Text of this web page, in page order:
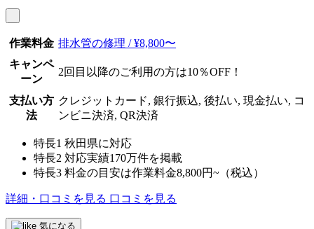
作業料金 排水管の修理 / ¥8,800〜
キャンペ
ーン
2回目以降のご利用の方は10％OFF！
支払い方
法
クレジットカード, 銀行振込, 後払い, 現金払い, コ
ンビニ決済, QR決済
特長1 秋田県に対応
特長2 対応実績170万件を掲載
特長3 料金の目安は作業料金8,800円~（税込）
詳細・口コミを見る 口コミを見る
気になる